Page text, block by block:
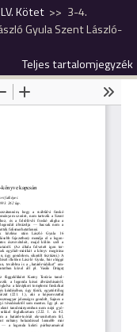
Kötet
3-4.
Gyula Szent László-
Teljes tartalomjegyzék